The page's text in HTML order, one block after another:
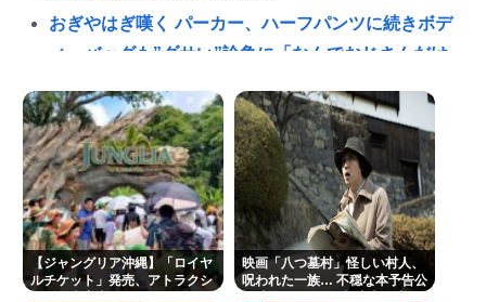
おぎやはぎ嘆く パーカー、ハーフパンツに続きボデ
ィーバッグも”ダサい”論争に「なんでおじさんだけ
「OMANNEKO」がプラモデルになった！”刺さる要
素”をふんだんに盛り自衛隊公式😲
夏休み全く面白くないんだが
フォント、値上げで使えなくなる
在留カードの更新しに入管に行ったけど父親がぐっ
たいしててこわい要介護3
【ジャングリア沖縄】「ロイヤ
ルチケット」発売、アトラクシ
映画「八つ墓村」怪しい村人、
呪われた一族… 不穏な本予告公